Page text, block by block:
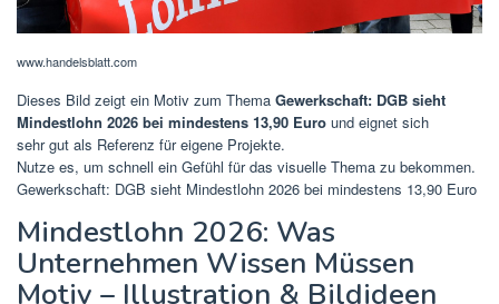
www.handelsblatt.com
Dieses Bild zeigt ein Motiv zum Thema Gewerkschaft: DGB sieht
Mindestlohn 2026 bei mindestens 13,90 Euro und eignet sich
sehr gut als Referenz für eigene Projekte.
Nutze es, um schnell ein Gefühl für das visuelle Thema zu bekommen.
Gewerkschaft: DGB sieht Mindestlohn 2026 bei mindestens 13,90 Euro
Mindestlohn 2026: Was
Unternehmen Wissen Müssen
Motiv – Illustration & Bildideen